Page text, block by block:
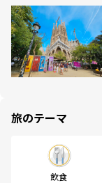
旅のテーマ
飲食